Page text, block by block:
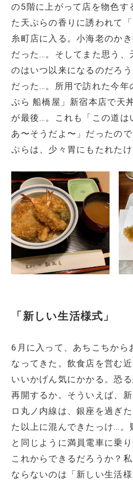
の5階に上がって店を物色す
た天ぷらの香りに誘われて
糸町店に入る。小海老のか
だった…。そしてまた思う、
のはいつ以来になるのだろ
だった…。所用で訪れた今年
ぷら 船橋屋」新宿本店で天
が最後…。これも「この道は
あ〜そうだよ〜」だったの
ぷらは、少々胃にもたれたけ
「新しい生活様式」
6月に入って、あちこちから
なってきた。飲食店を営む
いいかげん気にかかる。恐
再開するか。そういえば、
ロ丸ノ内線は、銀座を過ぎ
た以上に混んできたっけ…。
と同じように満員電車に乗
これからできるだろうか？
ならないのは「新しい生活